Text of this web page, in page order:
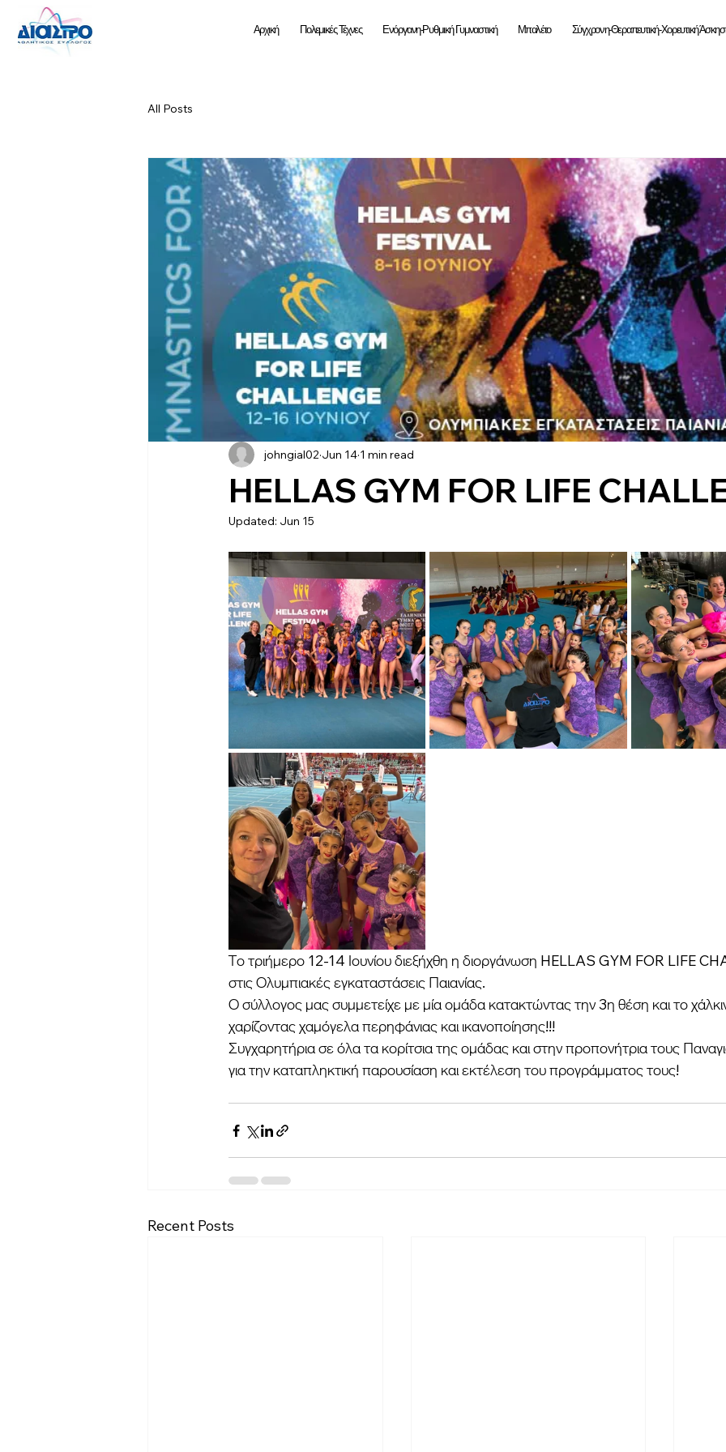
Αρχική Πολεμικές Τέχνες Ενόργανη-Ρυθμική Γυμναστική Μπαλέτο Σύγχρονη-Θεραπευτική-Χορευτική
All Posts
HELLAS GYM FOR LIFE
johngial02 Jun 14 1 min read
Updated: Jun 15
Το τριήμερο 12-14 Ιουνίου διεξήχθη η διοργάνωση HELLAS GYM FOR LIFE
στις Ολυμπιακές εγκαταστάσεις Παιανίας.
Ο σύλλογος μας συμμετείχε με μία ομάδα κατακτώντας την 3η θέση και το
χαρίζοντας χαμόγελα περηφάνιας και ικανοποίησης!!!
Συγχαρητήρια σε όλα τα κορίτσια της ομάδας και στην προπονήτρια τους
για την καταπληκτική παρουσίαση και εκτέλεση του προγράμματος τους!
Recent Posts